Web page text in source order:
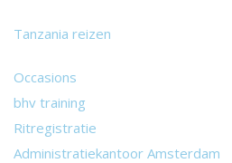
Tanzania reizen
Occasions
bhv training
Ritregistratie
Administratiekantoor Amsterdam